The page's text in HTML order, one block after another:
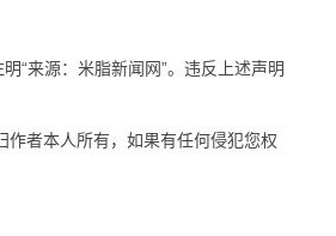
“来源：米脂新闻网”。违反上述声明
者本人所有，如果有任何侵犯您权